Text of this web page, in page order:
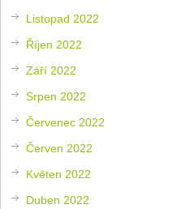
Listopad 2022
Říjen 2022
Září 2022
Srpen 2022
Červenec 2022
Červen 2022
Květen 2022
Duben 2022